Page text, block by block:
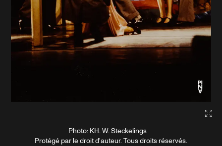
Photo: KH. W. Steckelings
Protégé par le droit d'auteur. Tous droits réservés.